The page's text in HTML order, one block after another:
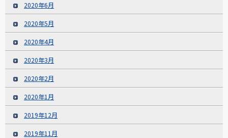
2020年6月
2020年5月
2020年4月
2020年3月
2020年2月
2020年1月
2019年12月
2019年11月